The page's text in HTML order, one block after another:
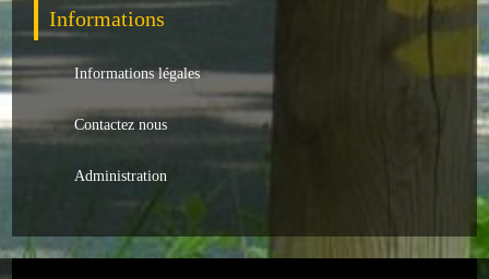
Nos entreprises
Industries
Transports
Hotels/Restaurants
Garages
Informations
Informations légales
Contactez nous
Administration